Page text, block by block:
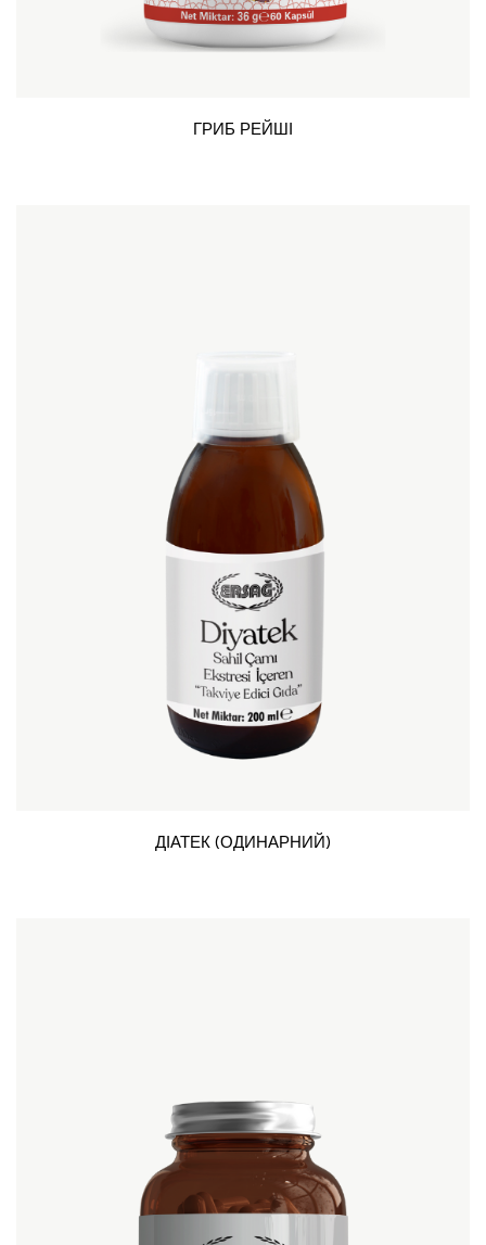
ГРИБ РЕЙШІ
ДІАТЕК (ОДИНАРНИЙ)